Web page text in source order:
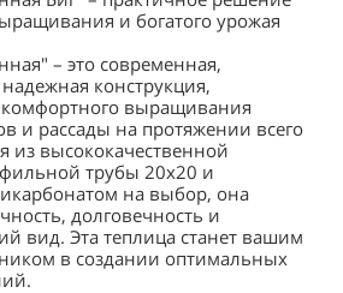
и богатого урожая
– это современная,
конструкция,
комфортного выращивания
и рассады на протяжении всего
из высококачественной
трубы 20х20 и
на выбор, она
долговечность и
вид. Эта теплица станет вашим
в создании оптимальных